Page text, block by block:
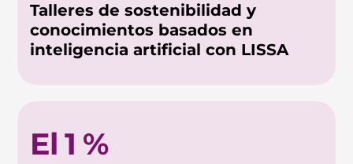
Talleres de sostenibilidad y
conocimientos basados en
inteligencia artificial con LISSA
El 1 %